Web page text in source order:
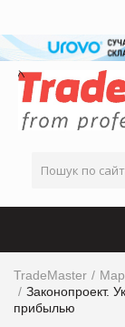
TradeMaster
Законопроект.
прибылью